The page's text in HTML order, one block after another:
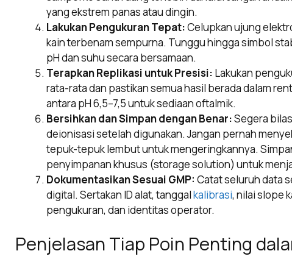
yang ekstrem panas atau dingin.
Lakukan Pengukuran Tepat:Celupkan ujung
kain terbenam sempurna. Tunggu hingga simbol
pH dan suhu secara bersamaan.
Terapkan Replikasi untuk Presisi: Lakukan
rata-rata dan pastikan semua hasil berada dalam
antara pH 6,5–7,5 untuk sediaan oftalmik.
Bersihkan dan Simpan dengan Benar:Segera
deionisasi setelah digunakan. Jangan pernah
tepuk-tepuk lembut untuk mengeringkannya.
penyimpanan khusus (storage solution) untuk
Dokumentasikan Sesuai GMP: Catat seluruh data
digital. Sertakan ID alat, tanggalkalibrasi, nilai slope
pengukuran, dan identitas operator.
Penjelasan Tiap Poin Penting